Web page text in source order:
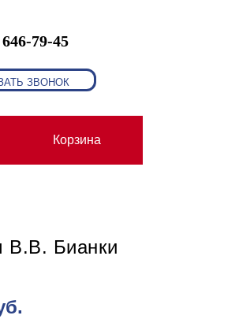
79-45
ЗВОНОК
Корзина
В.В. Бианки